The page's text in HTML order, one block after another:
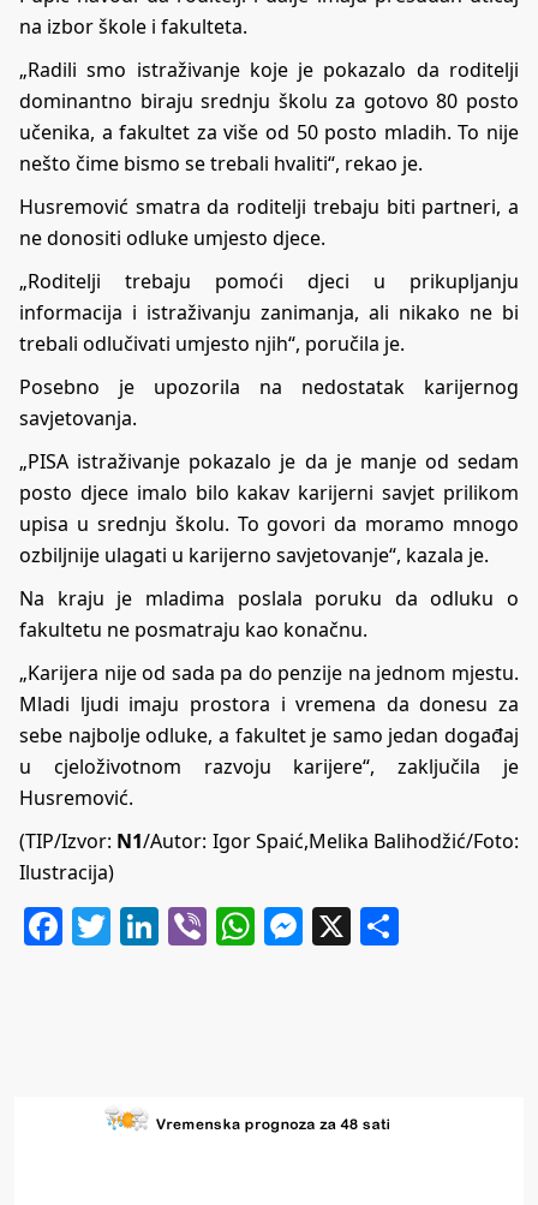
na izbor škole i fakulteta.
„Radili smo istraživanje koje je pokazalo da roditelji
dominantno biraju srednju školu za gotovo 80 posto
učenika, a fakultet za više od 50 posto mladih. To nije
nešto čime bismo se trebali hvaliti“, rekao je.
Husremović smatra da roditelji trebaju biti partneri, a
ne donositi odluke umjesto djece.
„Roditelji trebaju pomoći djeci u prikupljanju
informacija i istraživanju zanimanja, ali nikako ne bi
trebali odlučivati umjesto njih“, poručila je.
Posebno je upozorila na nedostatak karijernog
savjetovanja.
„PISA istraživanje pokazalo je da je manje od sedam
posto djece imalo bilo kakav karijerni savjet prilikom
upisa u srednju školu. To govori da moramo mnogo
ozbiljnije ulagati u karijerno savjetovanje“, kazala je.
Na kraju je mladima poslala poruku da odluku o
fakultetu ne posmatraju kao konačnu.
„Karijera nije od sada pa do penzije na jednom mjestu.
Mladi ljudi imaju prostora i vremena da donesu za
sebe najbolje odluke, a fakultet je samo jedan događaj
u cjeloživotnom razvoju karijere“, zaključila je
Husremović.
(TIP/Izvor: N1/Autor: Igor Spaić,Melika Balihodžić/Foto:
Ilustracija)
Facebook
Twitter
LinkedIn
ViberWhatsApp
Messenger
X